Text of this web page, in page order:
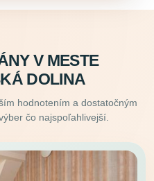
V MESTE
DOLINA
hodnotením a dostatočným
čo najspoľahlivejší.